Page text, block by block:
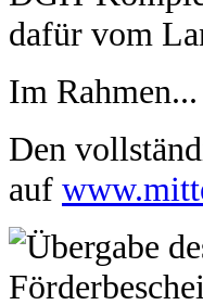
dafür vom
Im Rahmen...
Den
auf